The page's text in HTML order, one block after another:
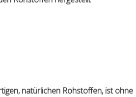
natürlichen Rohstoffen, ist